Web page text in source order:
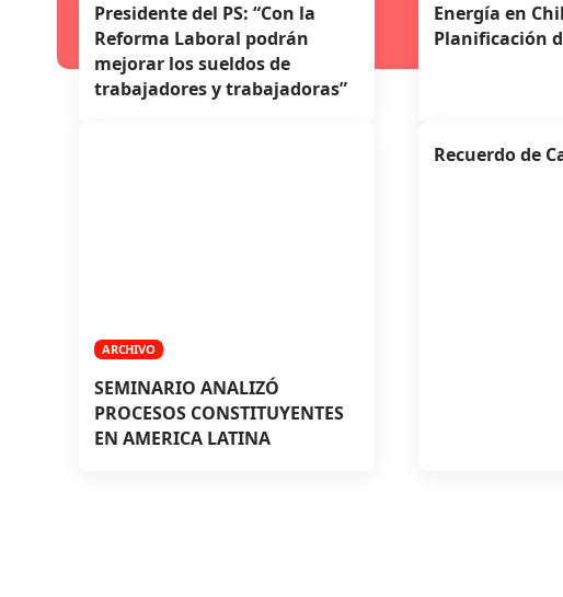
Presidente del PS: “Con la
Reforma Laboral podrán
mejorar los sueldos de
trabajadores y trabajadoras”
Energía en
Planificación
ARCHIVO
SEMINARIO ANALIZÓ
PROCESOS CONSTITUYENTES
EN AMERICA LATINA
Recuerdo de